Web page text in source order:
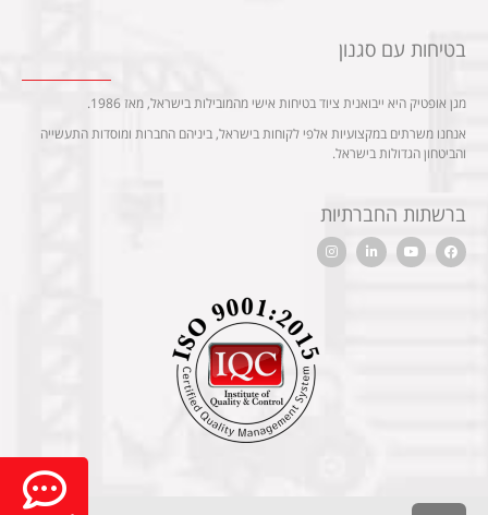
בטיחות עם סגנון
מגן אופטיק היא ייבואנית ציוד בטיחות אישי מהמובילות בישראל, מאז 1986.
אנחנו משרתים במקצועיות אלפי לקוחות בישראל, ביניהם החברות ומוסדות התעשייה
והביטחון הגדולות בישראל.
ברשתות החברתיות